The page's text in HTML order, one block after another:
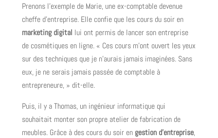
Prenons l’exemple de Marie, une ex-comptable devenue
cheffe d’entreprise. Elle confie que les cours du soir en
marketing digital lui ont permis de lancer son entreprise
de cosmétiques en ligne. « Ces cours m’ont ouvert les yeux
sur des techniques que je n’aurais jamais imaginées. Sans
eux, je ne serais jamais passée de comptable à
entrepreneure, » dit-elle.
Puis, il y a Thomas, un ingénieur informatique qui
souhaitait monter son propre atelier de fabrication de
meubles. Grâce à des cours du soir en gestion d’entreprise,